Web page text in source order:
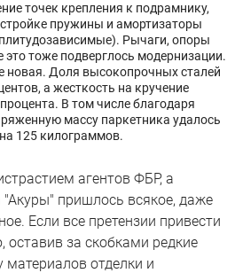
точек крепления к подрамнику,
пружины и амортизаторы
Рычаги, опоры
это тоже подверглось модернизации.
новая. Доля высокопрочных сталей
а жесткость на кручение
В том числе благодаря
массу паркетника удалось
125 килограммов.
агентов ФБР, а
пришлось всякое, даже
Если все претензии привести
за скобками редкие
материалов отделки и